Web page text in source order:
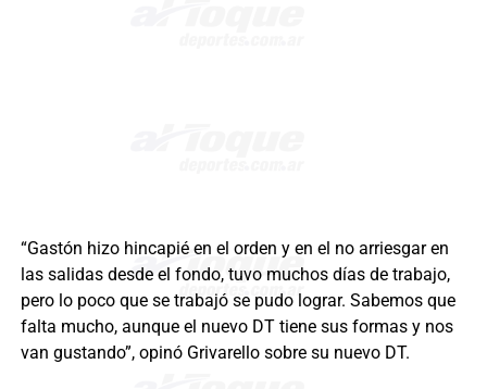
“Gastón hizo hincapié en el orden y en el no arriesgar en
las salidas desde el fondo, tuvo muchos días de trabajo,
pero lo poco que se trabajó se pudo lograr. Sabemos que
falta mucho, aunque el nuevo DT tiene sus formas y nos
van gustando”, opinó Grivarello sobre su nuevo DT.